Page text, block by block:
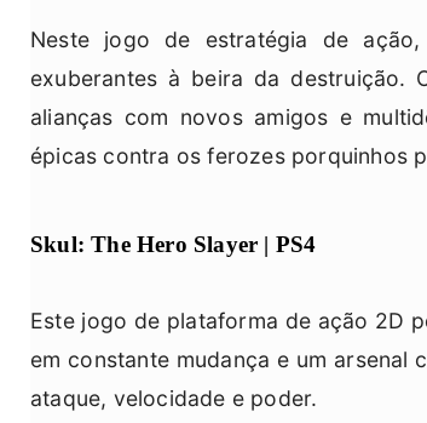
Neste jogo de estratégia de
exuberantes à beira da destruição.
alianças com novos amigos e
épicas contra os ferozes porquinhos
Skul: The Hero Slayer | PS4
Este jogo de plataforma de ação 2D
em constante mudança e um
ataque, velocidade e poder.